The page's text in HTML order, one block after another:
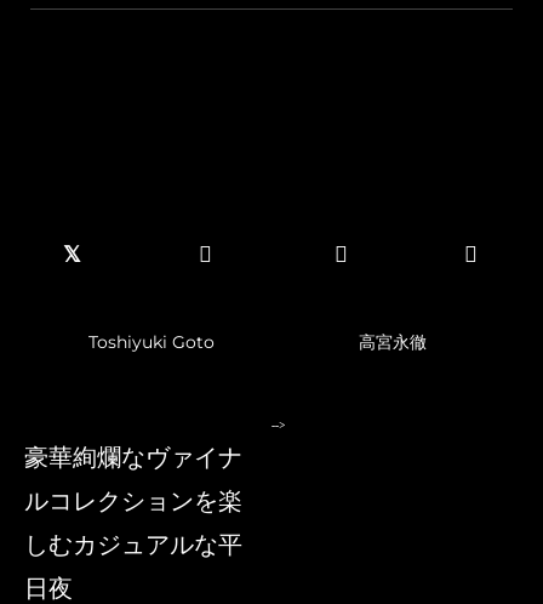
Toshiyuki Goto 高宮永徹
豪華絢爛なヴァイナ
ルコレクションを楽
しむカジュアルな平
日夜
-->